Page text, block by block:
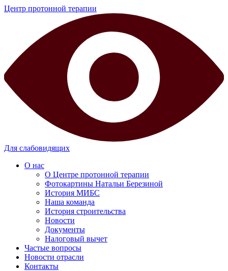
Центр протонной терапии
Для слабовидящих
О нас
О Центре протонной терапии
Фотокартины Натальи Березиной
История МИБС
Наша команда
История строительства
Новости
Документы
Налоговый вычет
Частые вопросы
Новости отрасли
Контакты